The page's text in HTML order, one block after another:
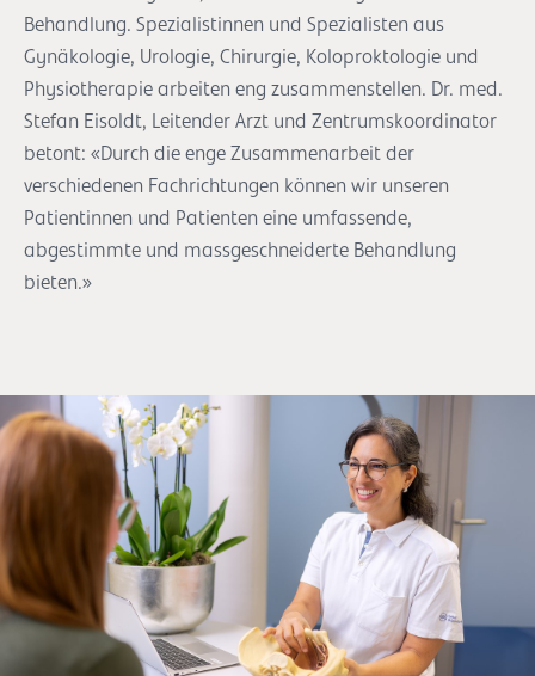
Behandlung. Spezialistinnen und Spezialisten aus
Gynäkologie, Urologie, Chirurgie, Koloproktologie und
Physiotherapie arbeiten eng zusammenstellen. Dr. med.
Stefan Eisoldt, Leitender Arzt und Zentrumskoordinator
betont: «Durch die enge Zusammenarbeit der
verschiedenen Fachrichtungen können wir unseren
Patientinnen und Patienten eine umfassende,
abgestimmte und massgeschneiderte Behandlung
bieten.»